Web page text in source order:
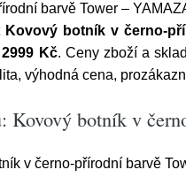
barvě Tower –
Kovový botník v černo-
2999 Kč. Ceny zboží a
výhodná cena,
Kovový botník v
v černo-přírodní barvě